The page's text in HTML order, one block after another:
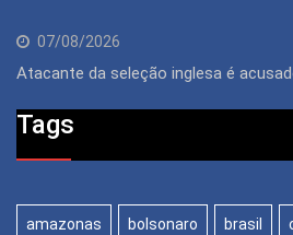
07/08/2026
Atacante da seleção inglesa é
Tags
amazonas bolsonaro brasil